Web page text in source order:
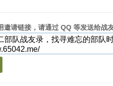
邀请链接，请通过 QQ 等发送给战